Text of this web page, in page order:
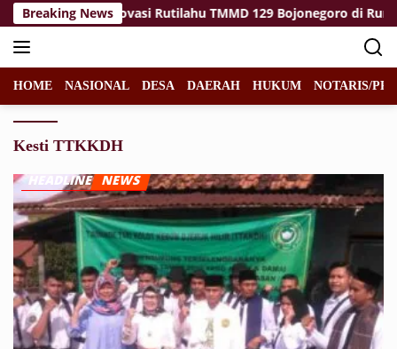
Langsung
ke
konten
Breaking NewsRenovasi Rutilahu TMMD 129 Bojonegoro di Rumah
HOME NASIONAL DESA DAERAH HUKUM NOTARIS/
Kesti TTKKDH